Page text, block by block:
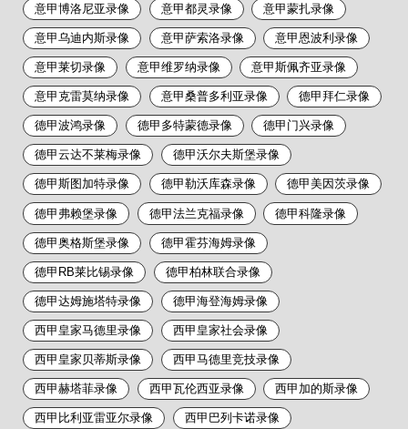
意甲博洛尼亚录像 意甲都灵录像 意甲蒙扎录像
意甲乌迪内斯录像 意甲萨索洛录像 意甲恩波利录像
意甲莱切录像 意甲维罗纳录像 意甲斯佩齐亚录像
意甲克雷莫纳录像 意甲桑普多利亚录像 德甲拜仁录像
德甲波鸿录像 德甲多特蒙德录像 德甲门兴录像
德甲云达不莱梅录像 德甲沃尔夫斯堡录像
德甲斯图加特录像 德甲勒沃库森录像 德甲美因茨录像
德甲弗赖堡录像 德甲法兰克福录像 德甲科隆录像
德甲奥格斯堡录像 德甲霍芬海姆录像
德甲RB莱比锡录像 德甲柏林联合录像
德甲达姆施塔特录像 德甲海登海姆录像
西甲皇家马德里录像 西甲皇家社会录像
西甲皇家贝蒂斯录像 西甲马德里竞技录像
西甲赫塔菲录像 西甲瓦伦西亚录像 西甲加的斯录像
西甲比利亚雷亚尔录像 西甲巴列卡诺录像